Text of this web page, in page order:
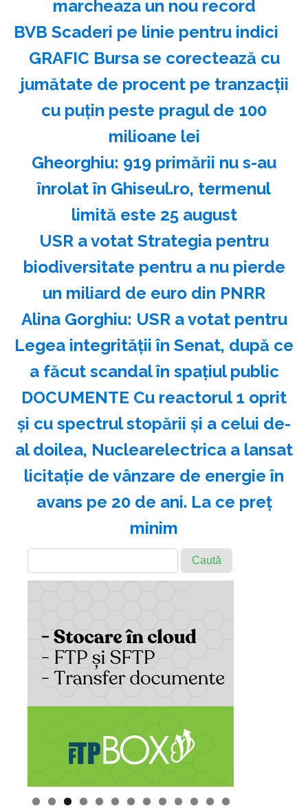
marcheaza un nou record
BVB Scaderi pe linie pentru indici
GRAFIC Bursa se corectează cu
jumătate de procent pe tranzacții
cu puțin peste pragul de 100
milioane lei
Gheorghiu: 919 primării nu s-au
înrolat în Ghiseul.ro, termenul
limită este 25 august
USR a votat Strategia pentru
biodiversitate pentru a nu pierde
un miliard de euro din PNRR
Alina Gorghiu: USR a votat pentru
Legea integrităţii în Senat, după ce
a făcut scandal în spaţiul public
DOCUMENTE Cu reactorul 1 oprit
și cu spectrul stopării și a celui de-
al doilea, Nuclearelectrica a lansat
licitație de vânzare de energie în
avans pe 20 de ani. La ce preț
minim